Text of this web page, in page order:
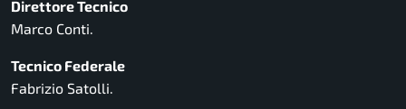
Direttore Tecnico
Marco Conti.
Tecnico Federale
Fabrizio Satolli.